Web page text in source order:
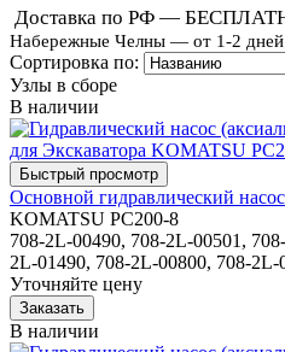
Доставка по РФ —
Набережные Челны — от 1-2 дней
Сортировка по:
Узлы в сборе
В наличии
Основной гидравлический насос
KOMATSU PC200-8
708-2L-00490, 708-2L-00501,
2L-01490, 708-2L-00800, 708-
Уточняйте цену
В наличии